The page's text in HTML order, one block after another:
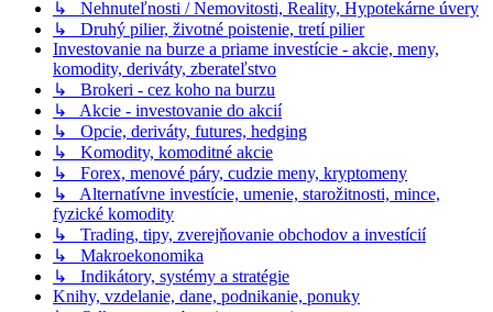
↳ Nehnuteľnosti / Nemovitosti, Reality, Hypotekárne úvery
↳ Druhý pilier, životné poistenie, tretí pilier
Investovanie na burze a priame investície - akcie, meny,
komodity, deriváty, zberateľstvo
↳ Brokeri - cez koho na burzu
↳ Akcie - investovanie do akcií
↳ Opcie, deriváty, futures, hedging
↳ Komodity, komoditné akcie
↳ Forex, menové páry, cudzie meny, kryptomeny
↳ Alternatívne investície, umenie, starožitnosti, mince,
fyzické komodity
↳ Trading, tipy, zverejňovanie obchodov a investícií
↳ Makroekonomika
↳ Indikátory, systémy a stratégie
Knihy, vzdelanie, dane, podnikanie, ponuky